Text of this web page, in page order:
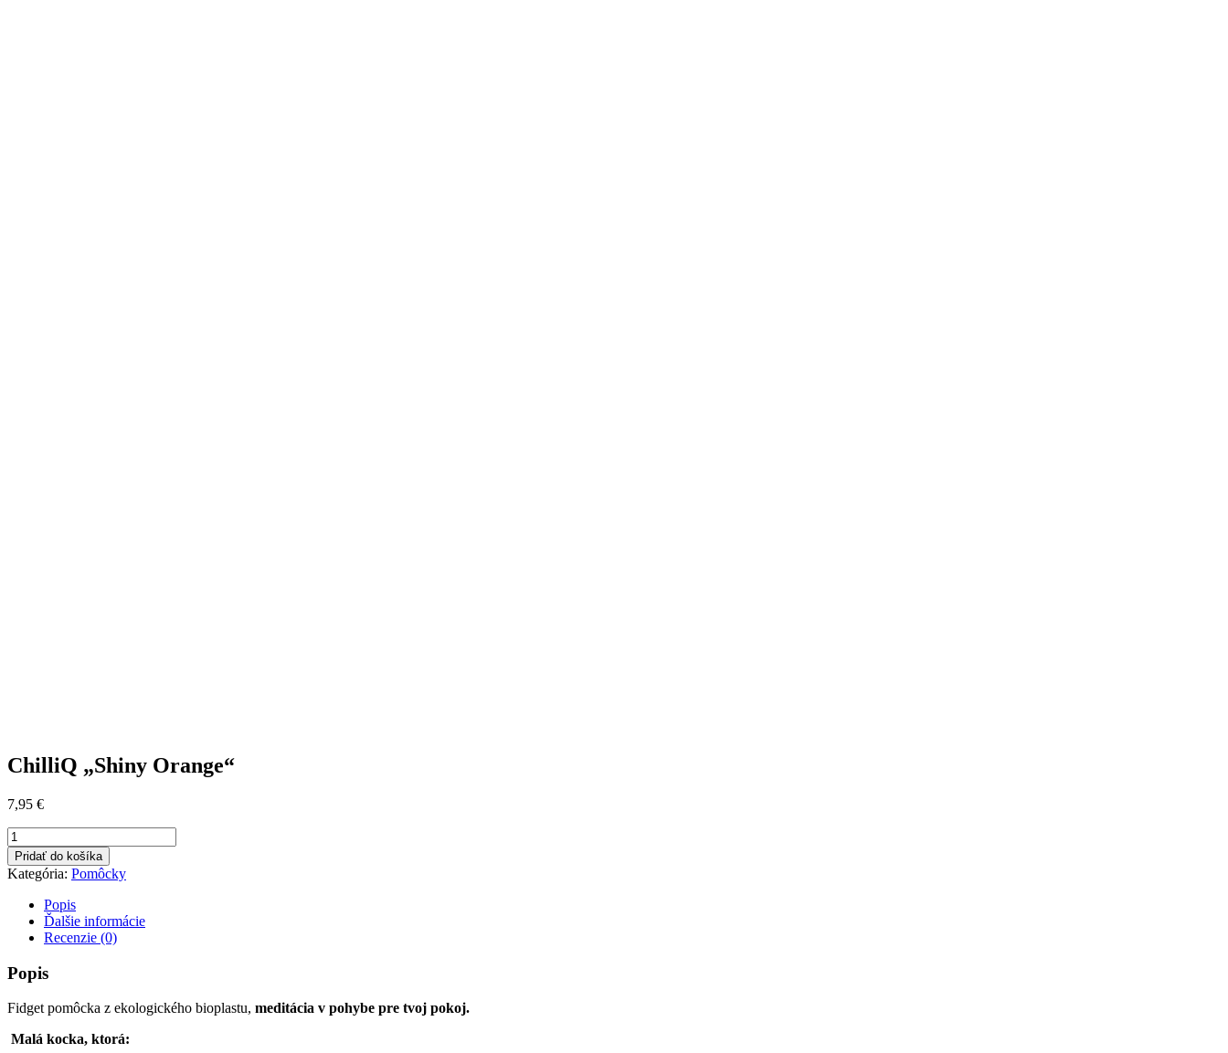
ChilliQ „Shiny Orange“
7,95 €
množstvo
ChilliQ
"Shiny
Orange"
Pridať do košíka
Kategória: Pomôcky
Popis
Ďalšie informácie
Recenzie (0)
Popis
Fidget pomôcka z ekologického bioplastu, meditácia v pohybe pre tvoj pokoj.
Malá kocka, ktorá: